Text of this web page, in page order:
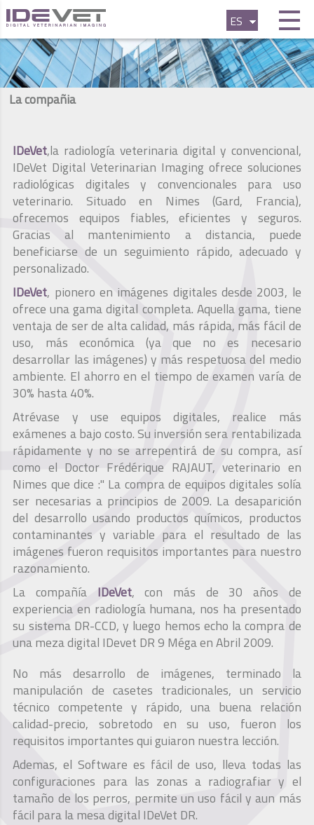
ES
FR
EN
La compañia
IDeVet,la radiología veterinaria digital y convencional,
IDeVet Digital Veterinarian Imaging ofrece soluciones
radiológicas digitales y convencionales para uso
veterinario. Situado en Nimes (Gard, Francia),
ofrecemos equipos fiables, eficientes y seguros.
Gracias al mantenimiento a distancia, puede
beneficiarse de un seguimiento rápido, adecuado y
personalizado.
IDeVet, pionero en imágenes digitales desde 2003, le
ofrece una gama digital completa. Aquella gama, tiene
ventaja de ser de alta calidad, más rápida, más fácil de
uso, más económica (ya que no es necesario
desarrollar las imágenes) y más respetuosa del medio
ambiente. El ahorro en el tiempo de examen varía de
30% hasta 40%.
Atrévase y use equipos digitales, realice más
exámenes a bajo costo. Su inversión sera rentabilizada
rápidamente y no se arrepentirá de su compra, así
como el Doctor Frédérique RAJAUT, veterinario en
Nimes que dice :" La compra de equipos digitales solía
ser necesarias a principios de 2009. La desaparición
del desarrollo usando productos químicos, productos
contaminantes y variable para el resultado de las
imágenes fueron requisitos importantes para nuestro
razonamiento.
La compañía IDeVet, con más de 30 años de
experiencia en radiología humana, nos ha presentado
su sistema DR-CCD, y luego hemos echo la compra de
una meza digital IDevet DR 9 Méga en Abril 2009.
No más desarrollo de imágenes, terminado la
manipulación de casetes tradicionales, un servicio
técnico competente y rápido, una buena relación
calidad-precio, sobretodo en su uso, fueron los
requisitos importantes qui guiaron nuestra lección.
Ademas, el Software es fácil de uso, lleva todas las
configuraciones para las zonas a radiografiar y el
tamaño de los perros, permite un uso fácil y aun más
fácil para la mesa digital IDeVet DR.